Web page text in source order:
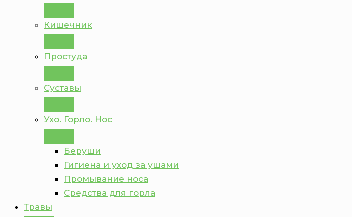
Кишечник
Простуда
Суставы
Ухо. Горло. Нос
Беруши
Гигиена и уход за ушами
Промывание носа
Средства для горла
Травы